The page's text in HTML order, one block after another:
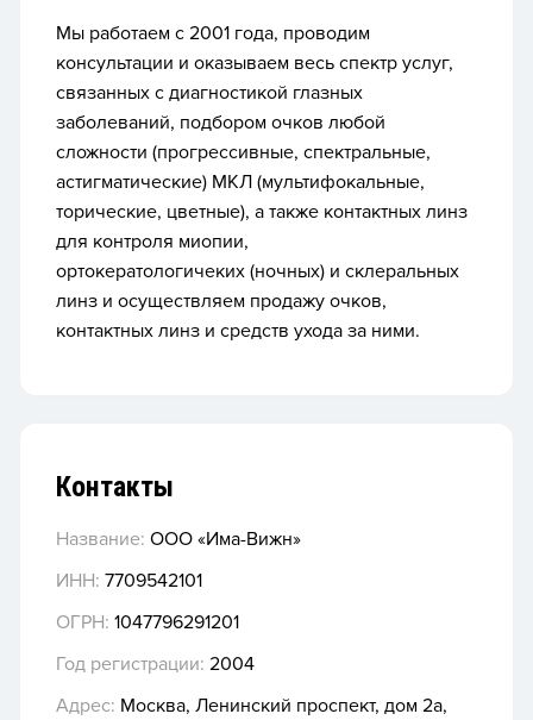
Мы работаем с 2001 года, проводим
консультации и оказываем весь спектр услуг,
связанных с диагностикой глазных
заболеваний, подбором очков любой
сложности (прогрессивные, спектральные,
астигматические) МКЛ (мультифокальные,
торические, цветные), а также контактных линз
для контроля миопии,
ортокератологичеких (ночных) и склеральных
линз и осуществляем продажу очков,
контактных линз и средств ухода за ними.
Контакты
Название: ООО «Има-Вижн»
ИНН: 7709542101
ОГРН: 1047796291201
Год регистрации: 2004
Адрес: Москва, Ленинский проспект, дом 2а,